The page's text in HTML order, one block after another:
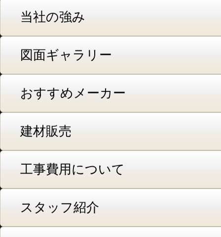
当社の強み
図面ギャラリー
おすすめメーカー
建材販売
工事費用について
スタッフ紹介